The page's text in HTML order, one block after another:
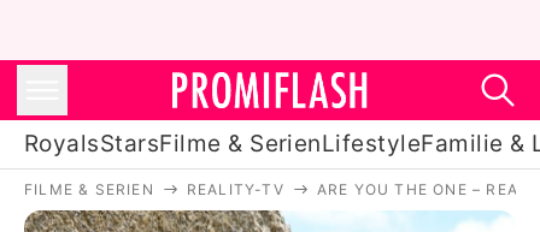
RoyalsStarsFilme & SerienLifestyleFamilie &
Royals
FILME & SERIEN REALITY-TV ARE YOU THE ONE –